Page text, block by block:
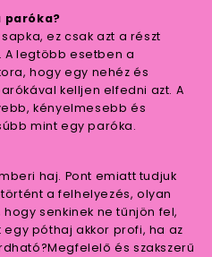
paróka?
ez csak azt a részt
A legtöbb esetben a
hogy egy nehéz és
kelljen elfedni azt. A
kényelmesebb és
mint egy paróka.
haj. Pont emiatt tudjuk
a felhelyezés, olyan
senkinek ne tűnjön fel,
póthaj akkor profi, ha az
és szakszerű